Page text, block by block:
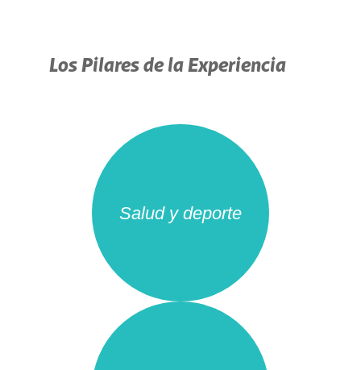
Los Pilares de la Experiencia
Salud y deporte